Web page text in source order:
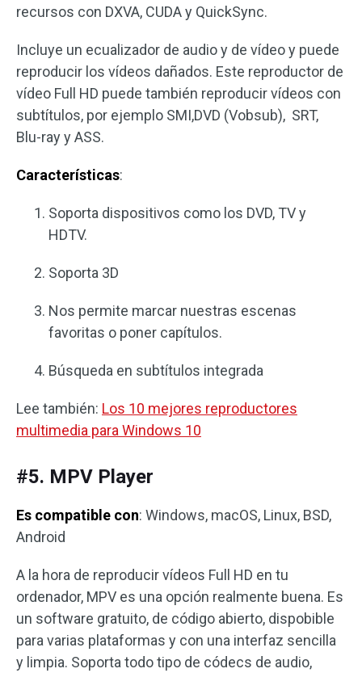
recursos con DXVA, CUDA y QuickSync.
Incluye un ecualizador de audio y de vídeo y puede
reproducir los vídeos dañados. Este reproductor de
vídeo Full HD puede también reproducir vídeos con
subtítulos, por ejemplo SMI,DVD (Vobsub), SRT,
Blu-ray y ASS.
Características:
Soporta dispositivos como los DVD, TV y
HDTV.
Soporta 3D
Nos permite marcar nuestras escenas
favoritas o poner capítulos.
Búsqueda en subtítulos integrada
Lee también: Los 10 mejores reproductores
multimedia para Windows 10
#5. MPV Player
Es compatible con: Windows, macOS, Linux, BSD,
Android
A la hora de reproducir vídeos Full HD en tu
ordenador, MPV es una opción realmente buena. Es
un software gratuito, de código abierto, dispobible
para varias plataformas y con una interfaz sencilla
y limpia. Soporta todo tipo de códecs de audio,